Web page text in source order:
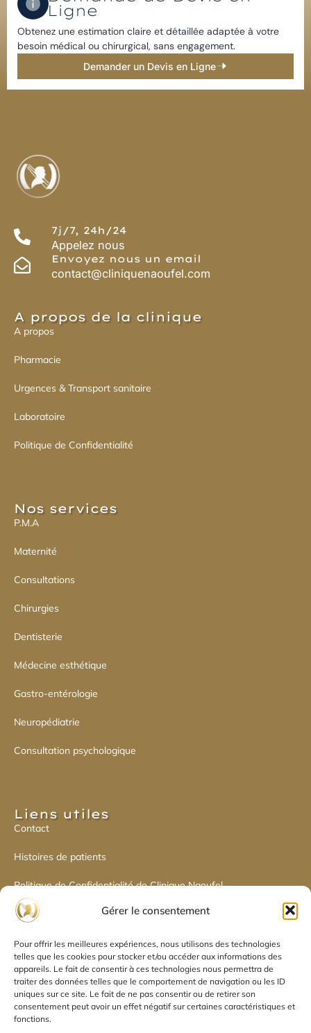
Gérer le consentement
Pour offrir les meilleures expériences, nous utilisons des technologies
telles que les cookies pour stocker et/ou accéder aux informations des
appareils. Le fait de consentir à ces technologies nous permettra de
traiter des données telles que le comportement de navigation ou les ID
uniques sur ce site. Le fait de ne pas consentir ou de retirer son
consentement peut avoir un effet négatif sur certaines caractéristiques et
fonctions.
Ligne​
Obtenez une estimation claire et détaillée adaptée à votre
besoin médical ou chirurgical, sans engagement.​
Demander un Devis en Ligne
7j/7, 24h/24
Appelez nous
Envoyez nous un email
contact@cliniquenaoufel.com
A propos de la clinique
A propos
Pharmacie
Urgences & Transport sanitaire
Laboratoire
Politique de Confidentialité
Nos services​
P.M.A
Maternité
Consultations
Chirurgies
Dentisterie
Médecine esthétique
Gastro-entérologie
Neuropédiatrie
Consultation psychologique
Liens utiles​
Contact
Histoires de patients
Politique de Confidentialité de Clinique Naoufel
Politique de cookies
Déclaration de confidentialité
Réseaux sociaux​